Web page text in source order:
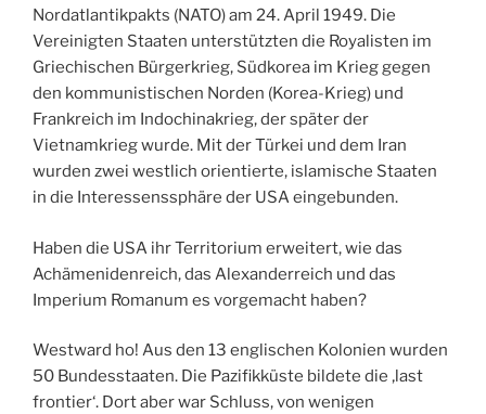
Nordatlantikpakts (NATO) am 24. April 1949. Die
Vereinigten Staaten unterstützten die Royalisten im
Griechischen Bürgerkrieg, Südkorea im Krieg gegen
den kommunistischen Norden (Korea-Krieg) und
Frankreich im Indochinakrieg, der später der
Vietnamkrieg wurde. Mit der Türkei und dem Iran
wurden zwei westlich orientierte, islamische Staaten
in die Interessenssphäre der USA eingebunden.
Haben die USA ihr Territorium erweitert, wie das
Achämenidenreich, das Alexanderreich und das
Imperium Romanum es vorgemacht haben?
Westward ho! Aus den 13 englischen Kolonien wurden
50 Bundesstaaten. Die Pazifikküste bildete die ‚last
frontier‘. Dort aber war Schluss, von wenigen